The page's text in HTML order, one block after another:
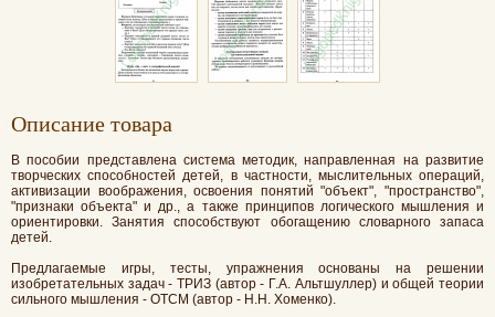
Oписание товара
В пособии представлена система методик, направленная на развитие
творческих способностей детей, в частности, мыслительных операций,
активизации воображения, освоения понятий "объект", "пространство",
"признаки объекта" и др., а также принципов логического мышления и
ориентировки. Занятия способствуют обогащению словарного запаса
детей.
Предлагаемые игры, тесты, упражнения основаны на решении
изобретательных задач - ТРИЗ (автор - Г.А. Альтшуллер) и общей теории
сильного мышления - ОТСМ (автор - Н.Н. Хоменко).